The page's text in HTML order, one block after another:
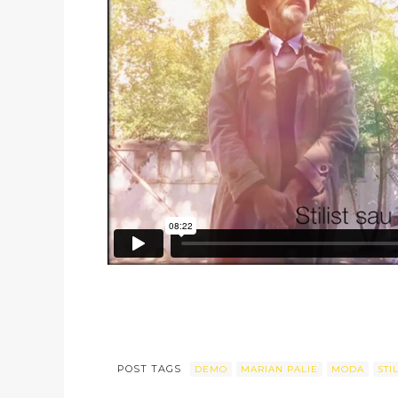
POST TAGS DEMO MARIAN PALIE MODA